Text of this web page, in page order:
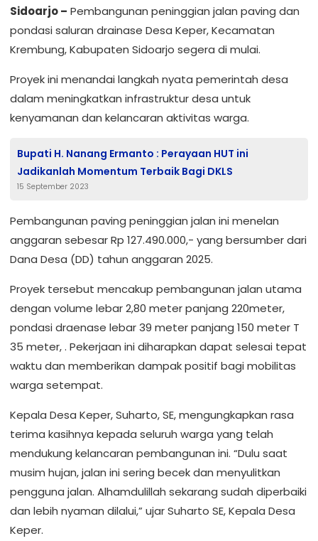
Sidoarjo – Pembangunan peninggian jalan paving dan
pondasi saluran drainase Desa Keper, Kecamatan
Krembung, Kabupaten Sidoarjo segera di mulai.
Proyek ini menandai langkah nyata pemerintah desa
dalam meningkatkan infrastruktur desa untuk
kenyamanan dan kelancaran aktivitas warga.
Bupati H. Nanang Ermanto : Perayaan HUT ini
Jadikanlah Momentum Terbaik Bagi DKLS
15 September 2023
Pembangunan paving peninggian jalan ini menelan
anggaran sebesar Rp 127.490.000,- yang bersumber dari
Dana Desa (DD) tahun anggaran 2025.
Proyek tersebut mencakup pembangunan jalan utama
dengan volume lebar 2,80 meter panjang 220meter,
pondasi draenase lebar 39 meter panjang 150 meter T
35 meter, . Pekerjaan ini diharapkan dapat selesai tepat
waktu dan memberikan dampak positif bagi mobilitas
warga setempat.
Kepala Desa Keper, Suharto, SE, mengungkapkan rasa
terima kasihnya kepada seluruh warga yang telah
mendukung kelancaran pembangunan ini. “Dulu saat
musim hujan, jalan ini sering becek dan menyulitkan
pengguna jalan. Alhamdulillah sekarang sudah diperbaiki
dan lebih nyaman dilalui,” ujar Suharto SE, Kepala Desa
Keper.